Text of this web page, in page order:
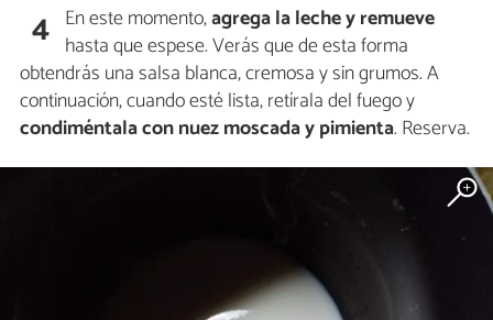
4 En este momento,agrega la leche y remueve
hasta que espese. Verás que de esta forma
obtendrás una salsa blanca, cremosa y sin grumos. A
continuación, cuando esté lista, retírala del fuego y
condiméntala con nuez moscada y pimienta. Reserva.